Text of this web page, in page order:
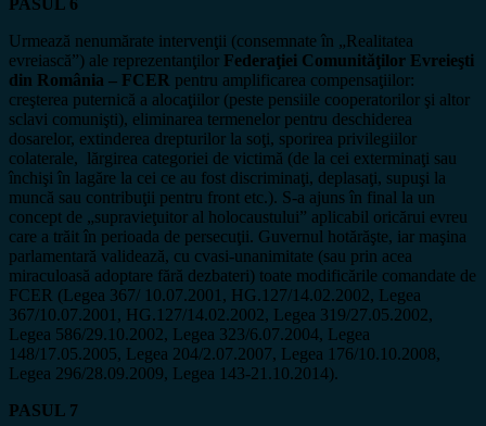
PASUL 6
Urmează nenumărate intervenţii (consemnate în „Realitatea
evreiască”) ale reprezentanţilor Federaţiei Comunităţilor Evreieşti
din România – FCER pentru amplificarea compensaţiilor:
creşterea puternică a alocaţiilor (peste pensiile cooperatorilor şi altor
sclavi comunişti), eliminarea termenelor pentru deschiderea
dosarelor, extinderea drepturilor la soţi, sporirea privilegiilor
colaterale, lărgirea categoriei de victimă (de la cei exterminaţi sau
închişi în lagăre la cei ce au fost discriminaţi, deplasaţi, supuşi la
muncă sau contribuţii pentru front etc.). S-a ajuns în final la un
concept de „supravieţuitor al holocaustului” aplicabil oricărui evreu
care a trăit în perioada de persecuţii. Guvernul hotărăşte, iar maşina
parlamentară validează, cu cvasi-unanimitate (sau prin acea
miraculoasă adoptare fără dezbateri) toate modificările comandate de
FCER (Legea 367/ 10.07.2001, HG.127/14.02.2002, Legea
367/10.07.2001, HG.127/14.02.2002, Legea 319/27.05.2002,
Legea 586/29.10.2002, Legea 323/6.07.2004, Legea
148/17.05.2005, Legea 204/2.07.2007, Legea 176/10.10.2008,
Legea 296/28.09.2009, Legea 143-21.10.2014).
PASUL 7